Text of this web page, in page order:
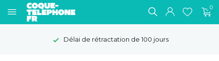
0
Délai de rétractation de 100 jours